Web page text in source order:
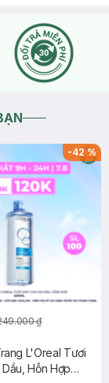
-42%
₫
L'Oreal Tươi
Hỗn Hợp